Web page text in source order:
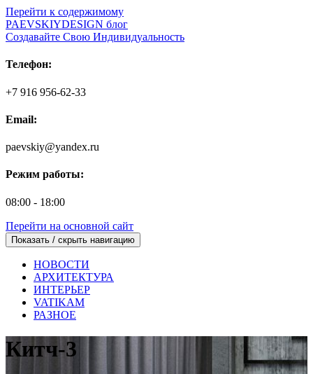
Перейти к содержимому
PAEVSKIYDESIGN блог
Создавайте Свою Индивидуальность
Телефон:
+7 916 956-62-33
Email:
paevskiy@yandex.ru
Режим работы:
08:00 - 18:00
Перейти на основной сайт
Показать / скрыть навигацию
НОВОСТИ
АРХИТЕКТУРА
ИНТЕРЬЕР
VATIKAM
РАЗНОЕ
Китч-3